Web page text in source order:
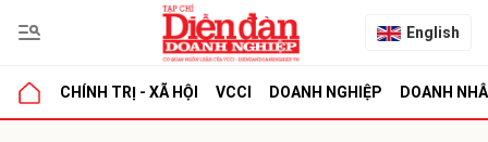
English
CHÍNH TRỊ - XÃ HỘI VCCI DOANH NGHIỆP DOANH
luận